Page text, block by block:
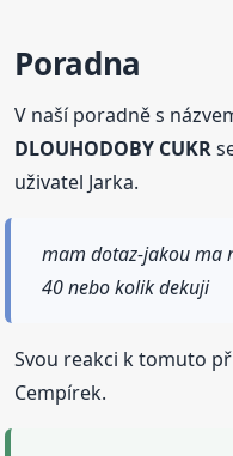
Poradna
V naší poradně s
DLOUHODOBY CUKR
uživatel Jarka.
mam dotaz-jakou
40 nebo kolik dekuji
Svou reakci k tomuto
Cempírek.